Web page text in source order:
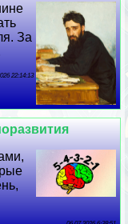
За
22:14:13